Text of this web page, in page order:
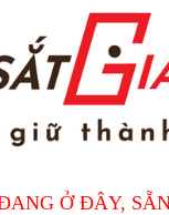
ĐANG Ở ĐÂY,